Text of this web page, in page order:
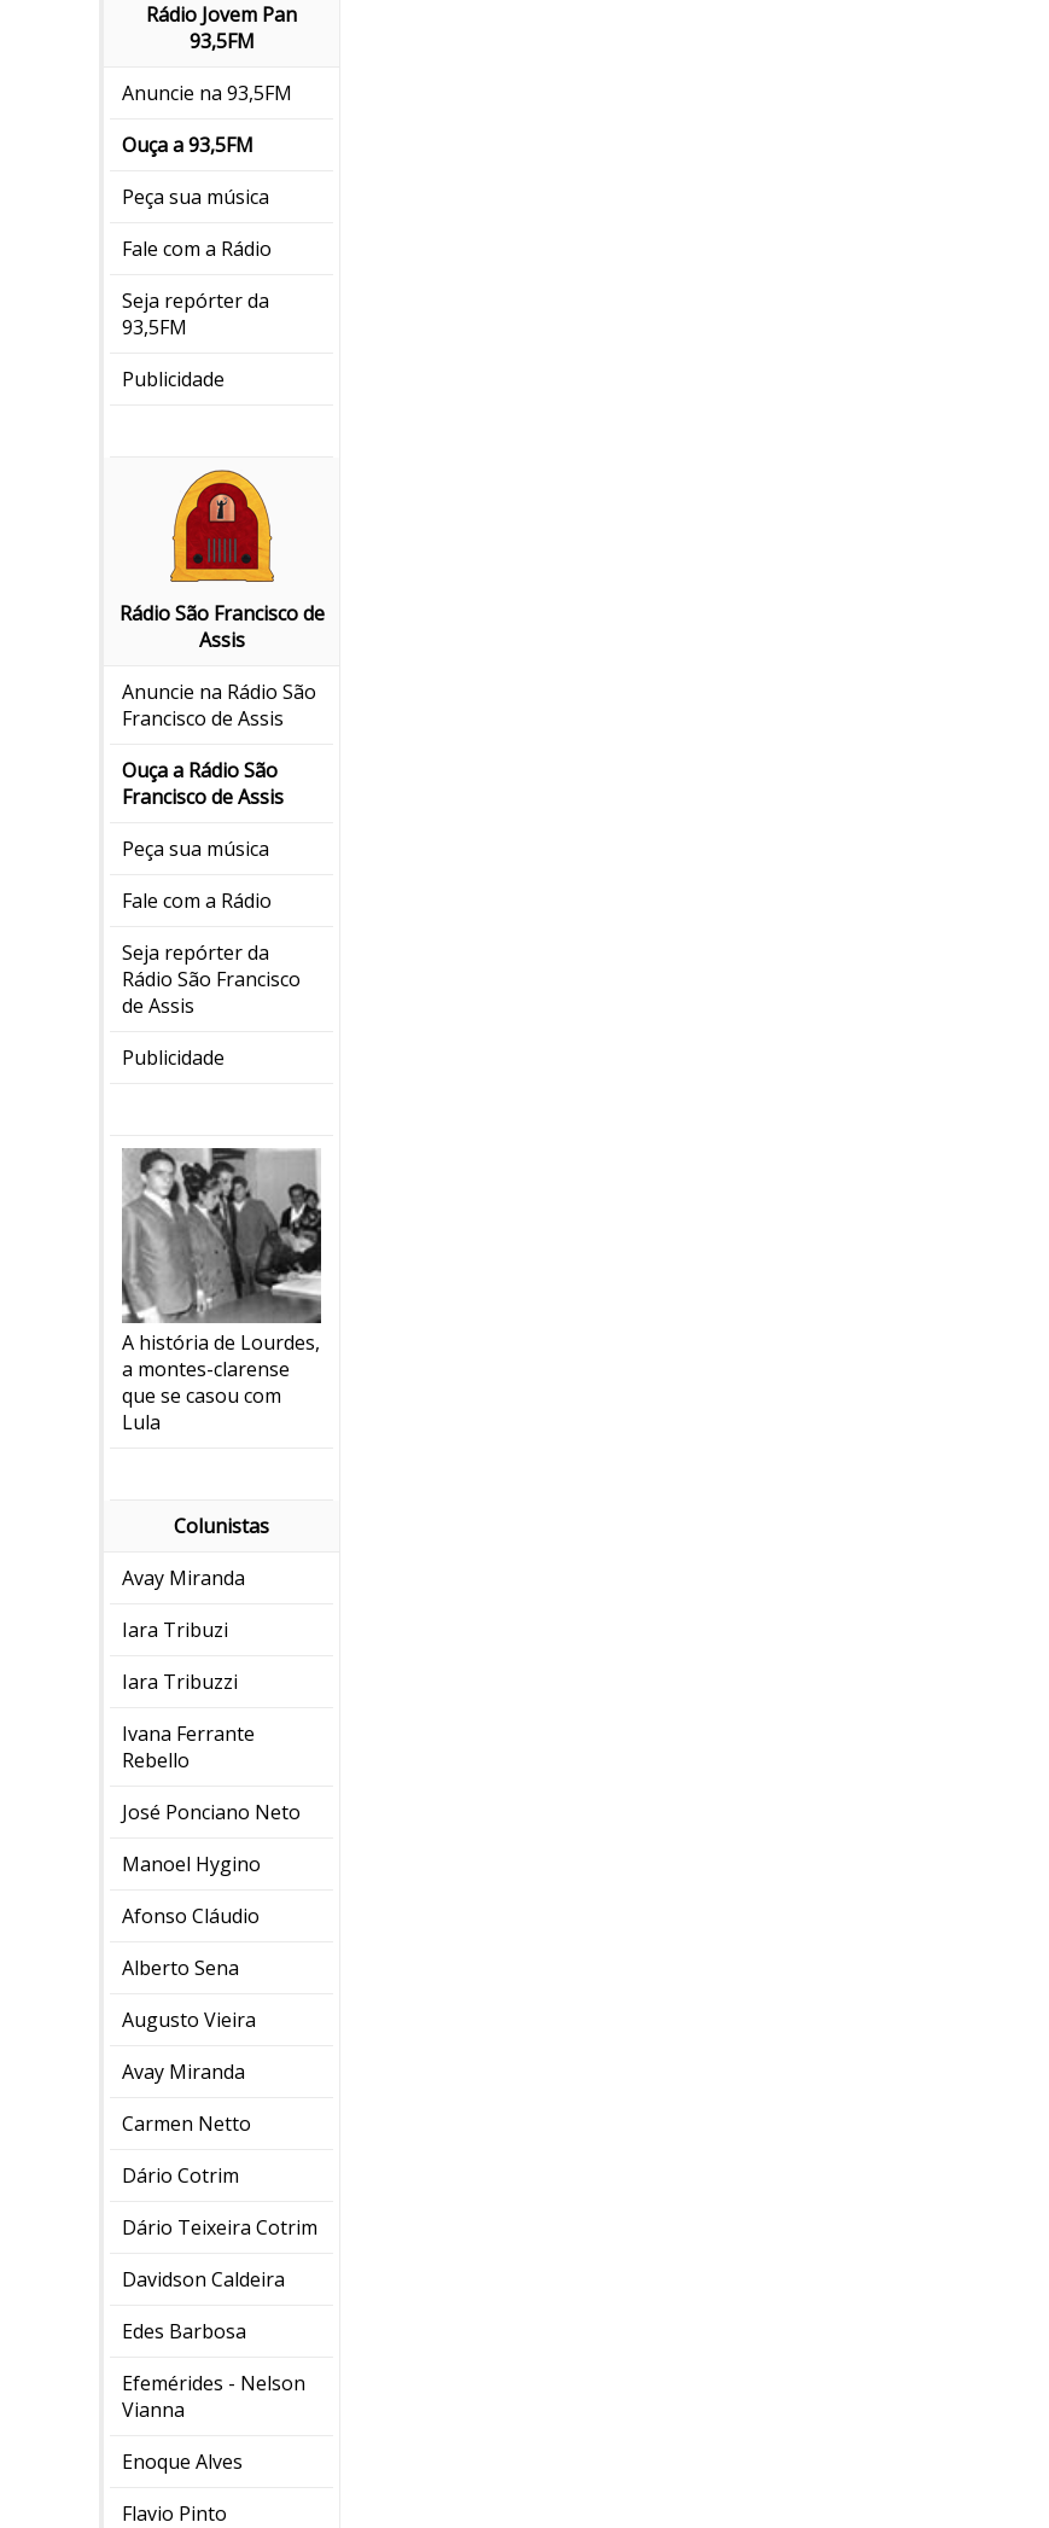
Rádio Jovem Pan
93,5FM
Anuncie na 93,5FM
Ouça a 93,5FM
Peça sua música
Fale com a Rádio
Seja repórter da
93,5FM
Publicidade
Rádio São Francisco de
Assis
Anuncie na Rádio São
Francisco de Assis
Ouça a Rádio São
Francisco de Assis
Peça sua música
Fale com a Rádio
Seja repórter da
Rádio São Francisco
de Assis
Publicidade
A história de Lourdes,
a montes-clarense
que se casou com
Lula
Colunistas
Avay Miranda
Iara Tribuzi
Iara Tribuzzi
Ivana Ferrante
Rebello
José Ponciano Neto
Manoel Hygino
Afonso Cláudio
Alberto Sena
Augusto Vieira
Avay Miranda
Carmen Netto
Dário Cotrim
Dário Teixeira Cotrim
Davidson Caldeira
Edes Barbosa
Efemérides - Nelson
Vianna
Enoque Alves
Flavio Pinto